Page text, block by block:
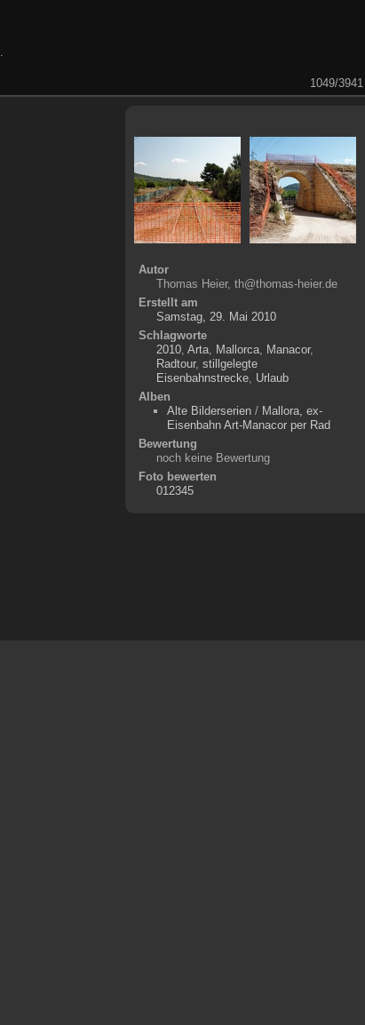
1049/3941
Autor
Thomas Heier, th@thomas-heier.de
Erstellt am
Samstag, 29. Mai 2010
Schlagworte
2010, Arta, Mallorca, Manacor,
Radtour, stillgelegte
Eisenbahnstrecke, Urlaub
Alben
Alte Bilderserien / Mallora, ex-
Eisenbahn Art-Manacor per Rad
Bewertung
noch keine Bewertung
Foto bewerten